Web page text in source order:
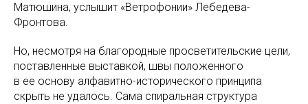
Матюшина, услышит «Ветрофонии» Лебедева-
Фронтова.
Но, несмотря на благородные просветительские цели,
поставленные выставкой, швы положенного
в ее основу алфавитно-исторического принципа
скрыть не удалось. Сама спиральная структура